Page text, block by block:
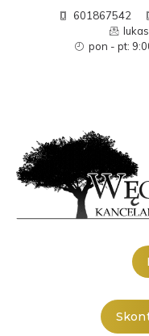
601867542
pon - pt: